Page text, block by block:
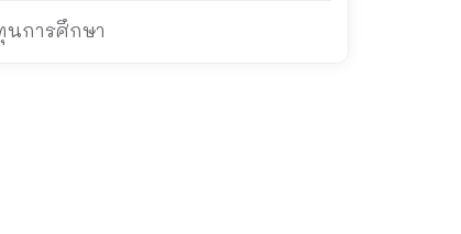
นการศึกษา